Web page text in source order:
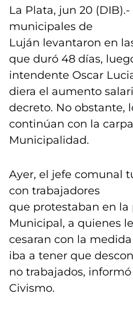
La Plata, jun 20
municipales de
Luján levantaron en
que duró 48 días,
intendente Oscar
diera el aumento
decreto. No obstante,
continúan con la
Municipalidad.
Ayer, el jefe comunal
con trabajadores
que protestaban en la
Municipal, a quienes
cesaran con la
iba a tener que
no trabajados,
Civismo.